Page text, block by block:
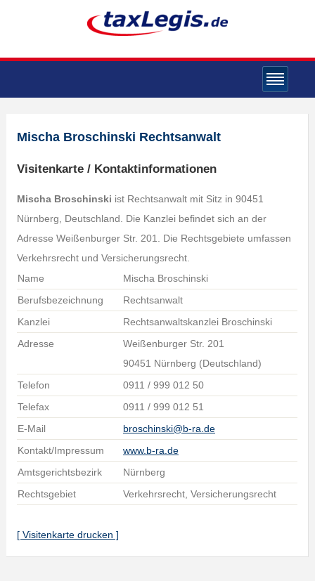
Mischa Broschinski Rechtsanwalt
Visitenkarte / Kontaktinformationen
Mischa Broschinski ist Rechtsanwalt mit Sitz in 90451
Nürnberg, Deutschland. Die Kanzlei befindet sich an der
Adresse Weißenburger Str. 201. Die Rechtsgebiete umfassen
Verkehrsrecht und Versicherungsrecht.
Name
Mischa Broschinski
Berufsbezeichnung
Rechtsanwalt
Kanzlei
Rechtsanwaltskanzlei Broschinski
Adresse
Weißenburger Str. 201
90451 Nürnberg (Deutschland)
Telefon
0911 / 999 012 50
Telefax
0911 / 999 012 51
E-Mail
broschinski@b-ra.de
Kontakt/Impressum
www.b-ra.de
Amtsgerichtsbezirk
Nürnberg
Rechtsgebiet
Verkehrsrecht, Versicherungsrecht
[ Visitenkarte drucken ]